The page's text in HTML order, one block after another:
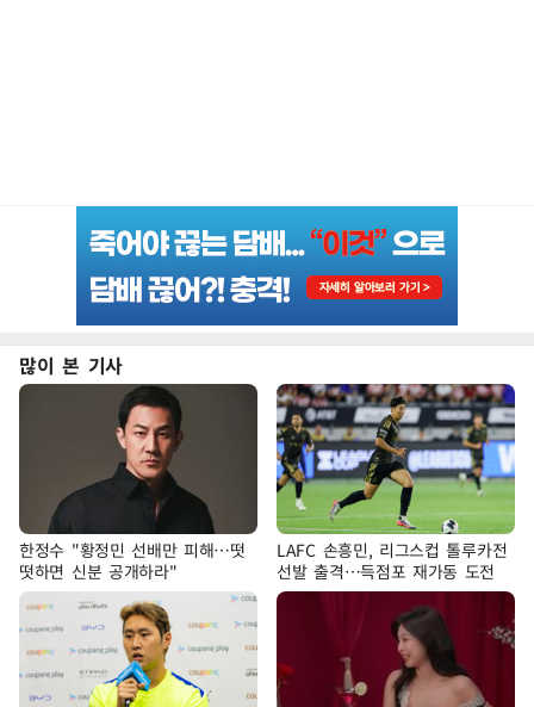
많이 본 기사
한정수 "황정민 선배만 피해…떳
떳하면 신분 공개하라"
LAFC 손흥민, 리그스컵 톨루카전
선발 출격…득점포 재가동 도전